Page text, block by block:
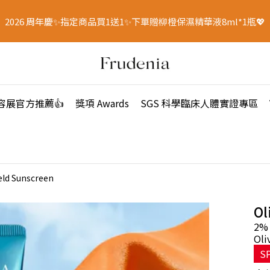
2026 周年慶✨指定商品買1送1✨下單贈柳橙保濕精華液8ml*1瓶💖
展官方推薦👍 獎項 Awards SGS 科學臨床人體實證專區
Sunscreen